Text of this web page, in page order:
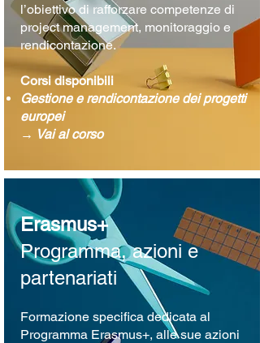
l’obiettivo di rafforzare competenze di
project management, monitoraggio e
rendicontazione.
Corsi disponibili
Gestione e rendicontazione dei progetti
europei
→ Vai al corso
Erasmus+
Programma, azioni e
partenariati
Formazione specifica dedicata al
Programma Erasmus+, alle sue azioni